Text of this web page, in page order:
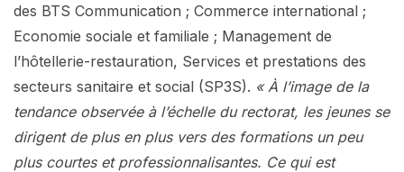
des BTS Communication ; Commerce international ;
Economie sociale et familiale ; Management de
l’hôtellerie-restauration, Services et prestations des
secteurs sanitaire et social (SP3S). « À l’image de la
tendance observée à l’échelle du rectorat, les jeunes se
dirigent de plus en plus vers des formations un peu
plus courtes et professionnalisantes. Ce qui est